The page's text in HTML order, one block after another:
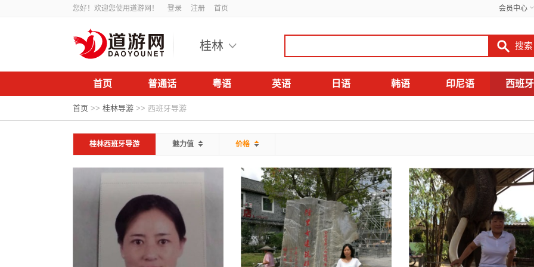
您好！欢迎您使用道游网！ 登录 注册 首页 会员中心
桂林
首页 普通话 粤语 英语 日语 韩语 印尼语 西班牙
首页 >> 桂林导游 >> 西班牙导游
桂林西班牙导游 魅力值 价格